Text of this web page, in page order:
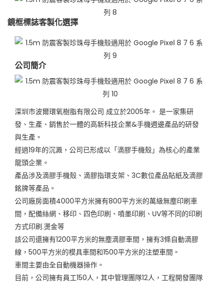
鏡框標誌客製化選擇
公司簡介
深圳市波爾環氧樹脂有限公司 成立於2005年。 是一家集研
發、生產、銷售於一體的高新科技企業&手機週邊產品的研發
與生產。
經過19年的沉澱，公司已形成以「滴膠手機殼」為核心的產業
龍頭企業。
產品涉及滴膠手機殼、滴膠指環支架、3C數位產品貼紙及滴膠
銘牌等產品。
公司廠房面積4000平方米擁有800平方米的萬級無塵印刷車
間，配備絲網、移印、四色印刷、噴墨印刷、UV等不同的印刷
方式印刷.燙金等
該公司還擁有1200平方米的無塵滴膠車間，擁有3條自動滴膠
線，500平方米的模具車間和1500平方米的注塑車間。
車間主要由全自動機器操作。
目前，公司擁有員工150人，其中管理團隊12人，工程開發團隊